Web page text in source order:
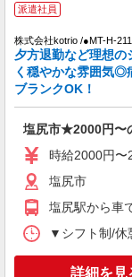
キープ
派遣社員
株式会社kotrio /●MT-
派遣社員
株式会社kotrio /●MT-H-
夕方退勤など理想の
く穏やかな雰囲気◎
ブランクOK！
塩尻市★2000円〜
時給2000円〜
塩尻市
塩尻駅から車
▼シフト制/休
詳細を見